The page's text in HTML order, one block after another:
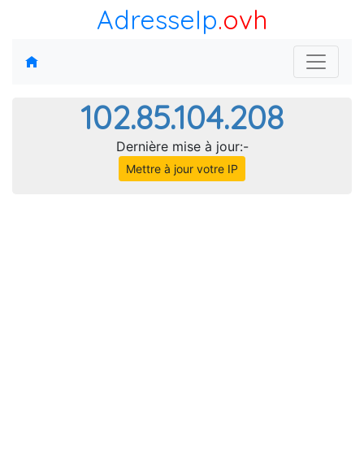
AdresseIp.ovh
102.85.104.208
Dernière mise à jour:-
Mettre à jour votre IP